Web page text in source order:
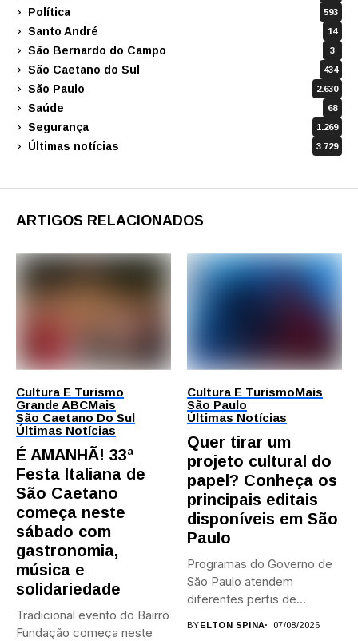
Política 593
Santo André 14
São Bernardo do Campo 3
São Caetano do Sul 434
São Paulo 2.630
Saúde 68
Segurança 1.269
Últimas notícias 3.729
ARTIGOS RELACIONADOS
Cultura E Turismo
Grande ABCMais
São Caetano Do Sul
Últimas Notícias
É AMANHÃ! 33ª
Festa Italiana de
São Caetano
começa neste
sábado com
gastronomia,
música e
solidariedade
Tradicional evento do Bairro
Fundação começa neste
Cultura E TurismoMais
São Paulo
Últimas Notícias
Quer tirar um
projeto cultural do
papel? Conheça os
principais editais
disponíveis em São
Paulo
Programas do Governo de
São Paulo atendem
diferentes perfis de
BYELTON SPINA 07/08/2026